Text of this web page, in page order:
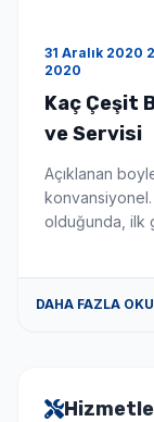
31 Aralık 2020
2020
Kaç Çeşit
ve Servisi
Açıklanan
olduğunda, ilk
DAHA FAZLA OKU